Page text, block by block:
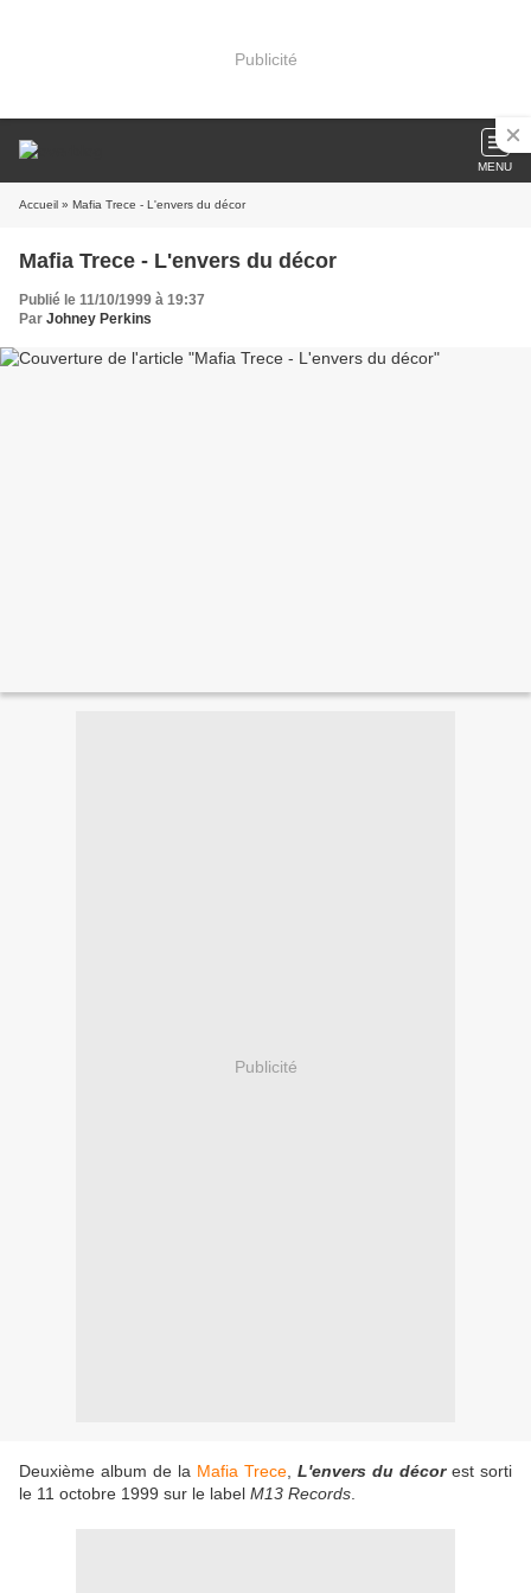
Publicité
MENU
Accueil » Mafia Trece - L'envers du décor
Mafia Trece - L'envers du décor
Publié le 11/10/1999 à 19:37
Par Johney Perkins
Publicité
Deuxième album de la Mafia Trece L'envers du décorest sorti
le 11 octobre 1999 sur le label M13 Records